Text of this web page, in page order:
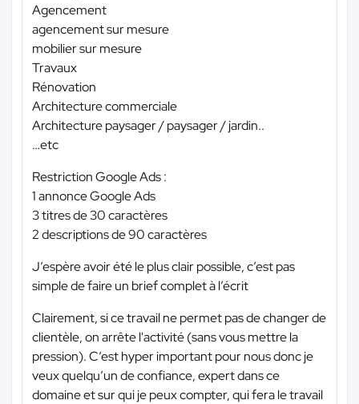
Agencement
agencement sur mesure
mobilier sur mesure
Travaux
Rénovation
Architecture commerciale
Architecture paysager / paysager / jardin..
…etc
Restriction Google Ads :
1 annonce Google Ads
3 titres de 30 caractères
2 descriptions de 90 caractères
J’espère avoir été le plus clair possible, c’est pas
simple de faire un brief complet à l’écrit
Clairement, si ce travail ne permet pas de changer de
clientèle, on arrête l'activité (sans vous mettre la
pression). C’est hyper important pour nous donc je
veux quelqu’un de confiance, expert dans ce
domaine et sur qui je peux compter, qui fera le travail